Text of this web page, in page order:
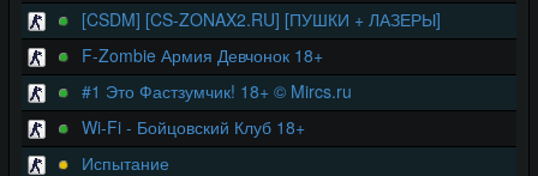
[CSDM] [CS-ZONAX2.RU] [ПУШКИ + ЛАЗЕРЫ]
F-Zombie Армия Девчонок 18+
#1 Это Фастзумчик! 18+ © Mircs.ru
Wi-Fi - Бойцовский Клуб 18+
Испытание